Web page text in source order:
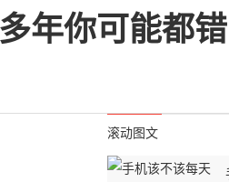
年你可能都
滚动图文